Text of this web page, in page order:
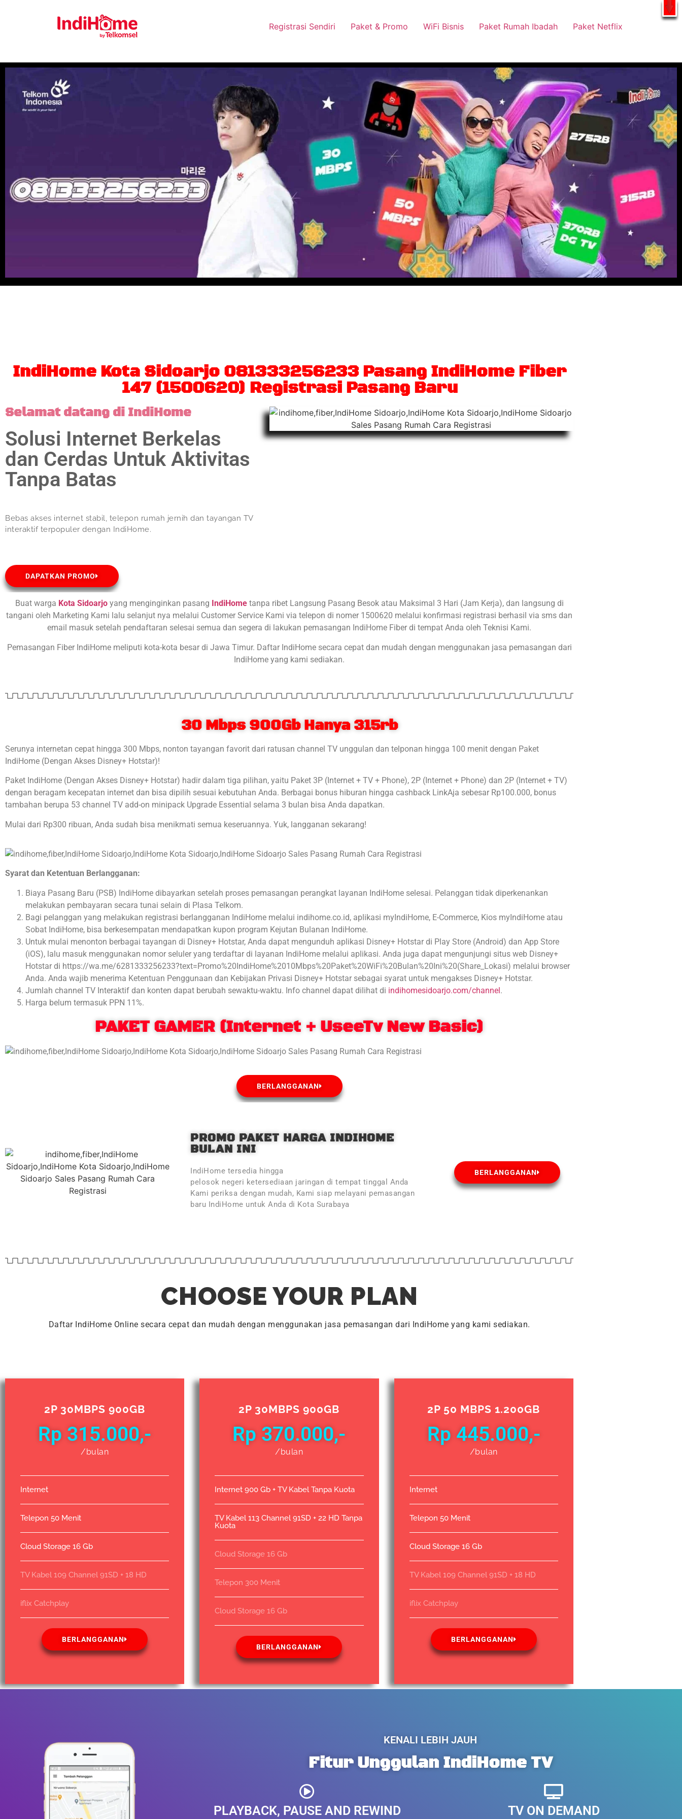
Registrasi Sendiri Paket & Promo WiFi Bisnis Paket Rumah Ibadah Paket Netflix
IndiHome Kota Sidoarjo 081333256233 Pasang IndiHome Fiber
147 (1500620) Registrasi Pasang Baru
Selamat datang di IndiHome
Solusi Internet Berkelas
dan Cerdas Untuk Aktivitas
Tanpa Batas
Bebas akses internet stabil, telepon rumah jernih dan tayangan TV
interaktif terpopuler dengan IndiHome.
DAPATKAN PROMO
Buat warga Kota Sidoarjo yang menginginkan pasang IndiHometanpa ribet Langsung Pasang Besok atau Maksimal 3 Hari (Jam Kerja), dan langsung di
tangani oleh Marketing Kami lalu selanjut nya melalui Customer Service Kami via telepon di nomer 1500620 melalui konfirmasi registrasi berhasil via sms dan
email masuk setelah pendaftaran selesai semua dan segera di lakukan pemasangan IndiHome Fiber di tempat Anda oleh Teknisi Kami.
Pemasangan Fiber IndiHome meliputi kota-kota besar di Jawa Timur. Daftar IndiHome secara cepat dan mudah dengan menggunakan jasa pemasangan dari
IndiHome yang kami sediakan.
30 Mbps 900Gb Hanya 315rb
Serunya internetan cepat hingga 300 Mbps, nonton tayangan favorit dari ratusan channel TV unggulan dan telponan hingga 100 menit dengan Paket
IndiHome (Dengan Akses Disney+ Hotstar)!
Paket IndiHome (Dengan Akses Disney+ Hotstar) hadir dalam tiga pilihan, yaitu Paket 3P (Internet + TV + Phone), 2P (Internet + Phone) dan 2P (Internet + TV)
dengan beragam kecepatan internet dan bisa dipilih sesuai kebutuhan Anda. Berbagai bonus hiburan hingga cashback LinkAja sebesar Rp100.000, bonus
tambahan berupa 53 channel TV add-on minipack Upgrade Essential selama 3 bulan bisa Anda dapatkan.
Mulai dari Rp300 ribuan, Anda sudah bisa menikmati semua keseruannya. Yuk, langganan sekarang!
Syarat dan Ketentuan Berlangganan:
Biaya Pasang Baru (PSB) IndiHome dibayarkan setelah proses pemasangan perangkat layanan IndiHome selesai. Pelanggan tidak diperkenankan
melakukan pembayaran secara tunai selain di Plasa Telkom.
Bagi pelanggan yang melakukan registrasi berlangganan IndiHome melalui indihome.co.id, aplikasi myIndiHome, E-Commerce, Kios myIndiHome atau
Sobat IndiHome, bisa berkesempatan mendapatkan kupon program Kejutan Bulanan IndiHome.
Untuk mulai menonton berbagai tayangan di Disney+ Hotstar, Anda dapat mengunduh aplikasi Disney+ Hotstar di Play Store (Android) dan App Store
(iOS), lalu masuk menggunakan nomor seluler yang terdaftar di layanan IndiHome melalui aplikasi. Anda juga dapat mengunjungi situs web Disney+
Hotstar di https://wa.me/6281333256233?text=Promo%20IndiHome%2010Mbps%20Paket%20WiFi%20Bulan%20Ini%20(Share_Lokasi) melalui browser
Anda. Anda wajib menerima Ketentuan Penggunaan dan Kebijakan Privasi Disney+ Hotstar sebagai syarat untuk mengakses Disney+ Hotstar.
Jumlah channel TV Interaktif dan konten dapat berubah sewaktu-waktu. Info channel dapat dilihat di indihomesidoarjo.com/channel.
Harga belum termasuk PPN 11%.
PAKET GAMER (Internet + UseeTv New Basic)
BERLANGGANAN
PROMO PAKET HARGA INDIHOME
BULAN INI
IndiHome tersedia hingga
pelosok negeri ketersediaan jaringan di tempat tinggal Anda
Kami periksa dengan mudah, Kami siap melayani pemasangan
baru IndiHome untuk Anda di Kota Surabaya
BERLANGGANAN
CHOOSE YOUR PLAN
Daftar IndiHome Online secara cepat dan mudah dengan menggunakan jasa pemasangan dari IndiHome yang kami sediakan.
2P 30MBPS 900GB
Rp 315.000,-
/bulan
Internet
Telepon 50 Menit
Cloud Storage 16 Gb
TV Kabel 109 Channel 91SD + 18 HD
iflix Catchplay
BERLANGGANAN
2P 30MBPS 900GB
Rp 370.000,-
/bulan
Internet 900 Gb + TV Kabel Tanpa Kuota
TV Kabel 113 Channel 91SD + 22 HD Tanpa
Kuota
Cloud Storage 16 Gb
Telepon 300 Menit
Cloud Storage 16 Gb
BERLANGGANAN
2P 50 MBPS 1.200GB
Rp 445.000,-
/bulan
Internet
Telepon 50 Menit
Cloud Storage 16 Gb
TV Kabel 109 Channel 91SD + 18 HD
iflix Catchplay
BERLANGGANAN
KENALI LEBIH JAUH
Fitur Unggulan IndiHome TV
PLAYBACK, PAUSE AND REWIND TV ON DEMAND